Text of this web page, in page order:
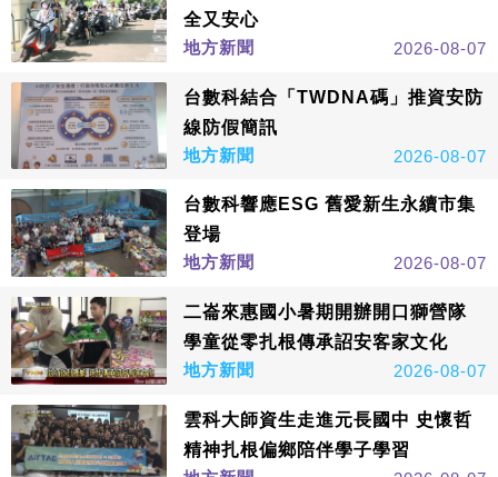
全又安心
地方新聞
2026-08-07
台數科結合「TWDNA碼」推資安防
線防假簡訊
地方新聞
2026-08-07
台數科響應ESG 舊愛新生永續市集
登場
地方新聞
2026-08-07
二崙來惠國小暑期開辦開口獅營隊
學童從零扎根傳承詔安客家文化
地方新聞
2026-08-07
雲科大師資生走進元長國中 史懷哲
精神扎根偏鄉陪伴學子學習